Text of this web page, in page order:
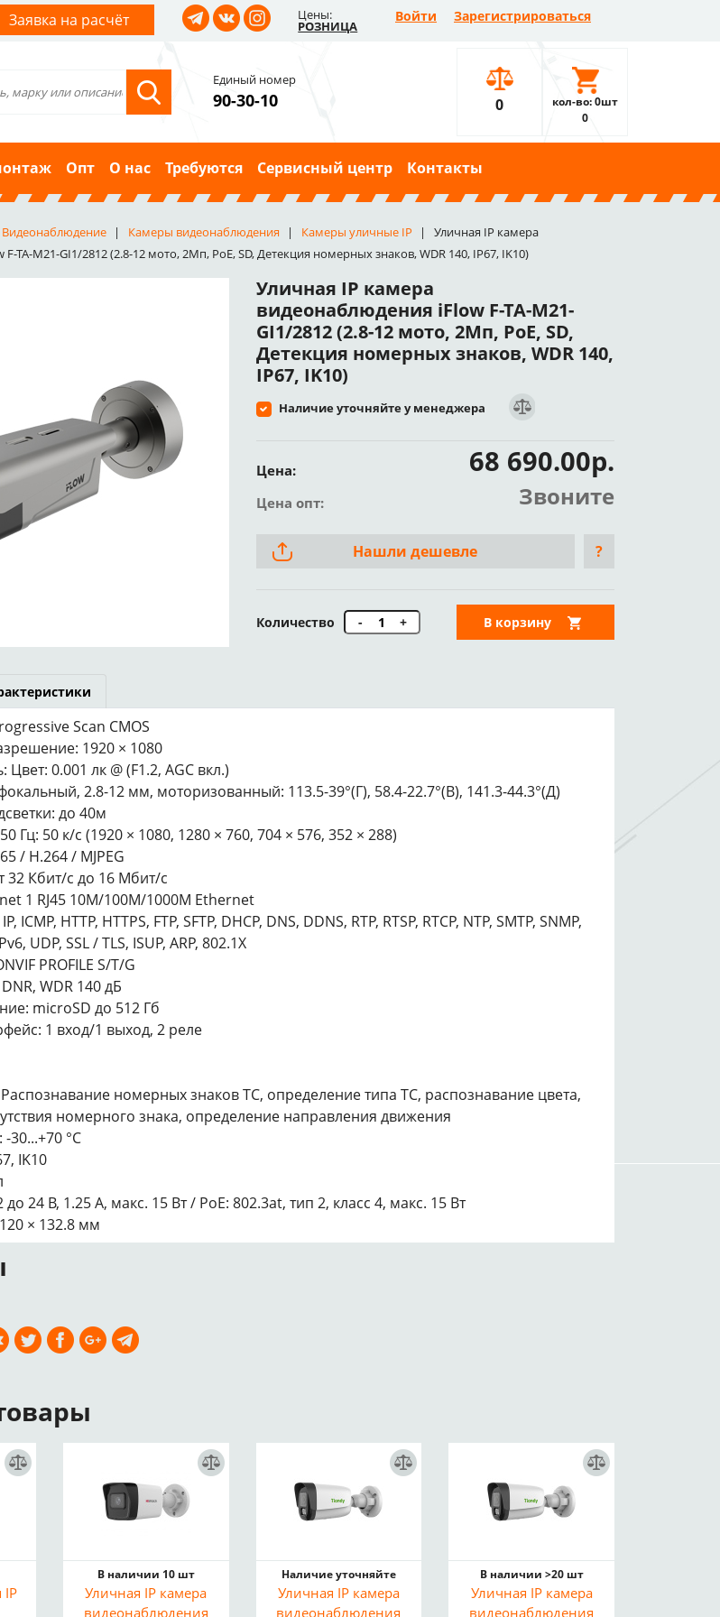
Заявка на расчёт Цены:
РОЗНИЦА
Войти Зарегистрироваться
Единый номер
90-30-10 0
кол-во: 0шт
0
Опт О нас Требуются Сервисный центр Контакты
Видеонаблюдение Камеры видеонаблюдения Камеры уличные IP
Уличная IP камера
TA-M21-GI1/2812 (2.8-12 мото, 2Мп, PoE, SD, Детекция номерных знаков, WDR 140, IP67, IK10)
Уличная IP камера
видеонаблюдения iFlow F-TA-M21-
GI1/2812 (2.8-12 мото, 2Мп, PoE, SD,
Детекция номерных знаков, WDR 140,
IP67, IK10)
Наличие уточняйте у менеджера
Цена: 68 690.00р.
Цена опт: Звоните
Нашли дешевле ?
Количество - + В корзину
Scan CMOS
1920 × 1080
Цвет: 0.001 лк @ (F1.2, AGC вкл.)
2.8-12 мм, моторизованный: 113.5-39°(Г), 58.4-22.7°(В), 141.3-44.3°(Д)
до 40м
Гц: 50 к/с (1920 × 1080, 1280 × 760, 704 × 576, 352 × 288)
/ H.264 / MJPEG
32 Кбит/с до 16 Мбит/с
1 RJ45 10M/100M/1000M Ethernet
ICMP, HTTP, HTTPS, FTP, SFTP, DHCP, DNS, DDNS, RTP, RTSP, RTCP, NTP, SMTP, SNMP,
UDP, SSL / TLS, ISUP, ARP, 802.1X
PROFILE S/T/G
WDR 140 дБ
microSD до 512 Гб
1 вход/1 выход, 2 реле
номерных знаков ТС, определение типа ТС, распознавание цвета,
номерного знака, определение направления движения
30...+70 °C
IK10
24 В, 1.25 A, макс. 15 Вт / PoE: 802.3at, тип 2, класс 4, макс. 15 Вт
× 132.8 мм
IP
В наличии 10 шт
Уличная IP камера
видеонаблюдения
Наличие уточняйте
Уличная IP камера
видеонаблюдения
В наличии >20 шт
Уличная IP камера
видеонаблюдения